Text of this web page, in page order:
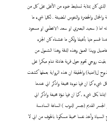
الذي كان بمثابة تسليط ضوء من الأعلى على كل من
والجمال والخضرة والنفوس المضيئة . لكلما شيء ما
اما ( سعيد البصري او سعد الاعظمي او مسعود
منها بأعيننا ولكن ما عشناه كان الجزء
وبهذا العمق وهذه الدقة وهذا الشمول من
روحي تحوم حول قرية هادئة تنام مبكرا على
ل(امنية) والحقيقة ان هذه الرواية بعمقها كشفت
شيء كما ان فيها نبوءة مخيفة واذكر اني عندما
بكل شيء , كما ان فيها نبؤة مخيفة واذكر اني
في قضاء شط العرب سنة 2010 كنا نعبر الجسر القديم (جسر الدوب ) الساعة السادسة
وأخذ نفسا عميقا مسكونا بالخوف من اني لا